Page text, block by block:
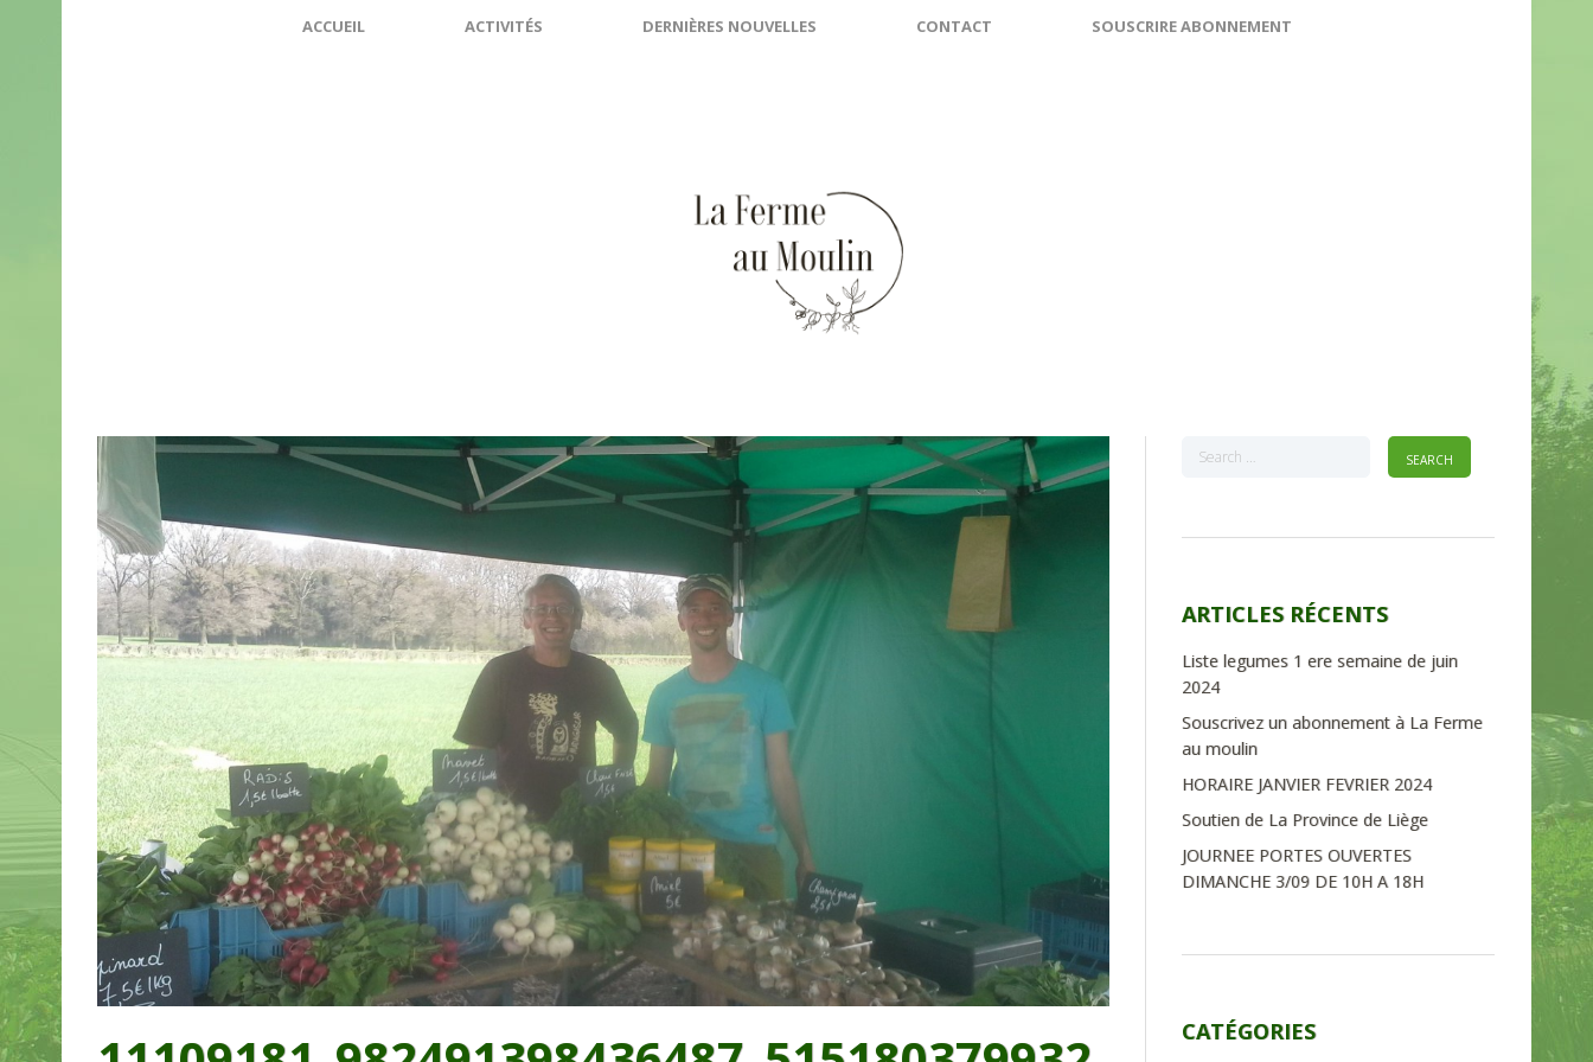
ACCUEIL ACTIVITÉS DERNIÈRES NOUVELLES CONTACT SOUSCRIRE ABONNEMENT
ARTICLES RÉCENTS
Liste legumes 1 ere semaine de juin
2024
Souscrivez un abonnement à La Ferme
au moulin
HORAIRE JANVIER FEVRIER 2024
Soutien de La Province de Liège
JOURNEE PORTES OUVERTES
DIMANCHE 3/09 DE 10H A 18H
CATÉGORIES